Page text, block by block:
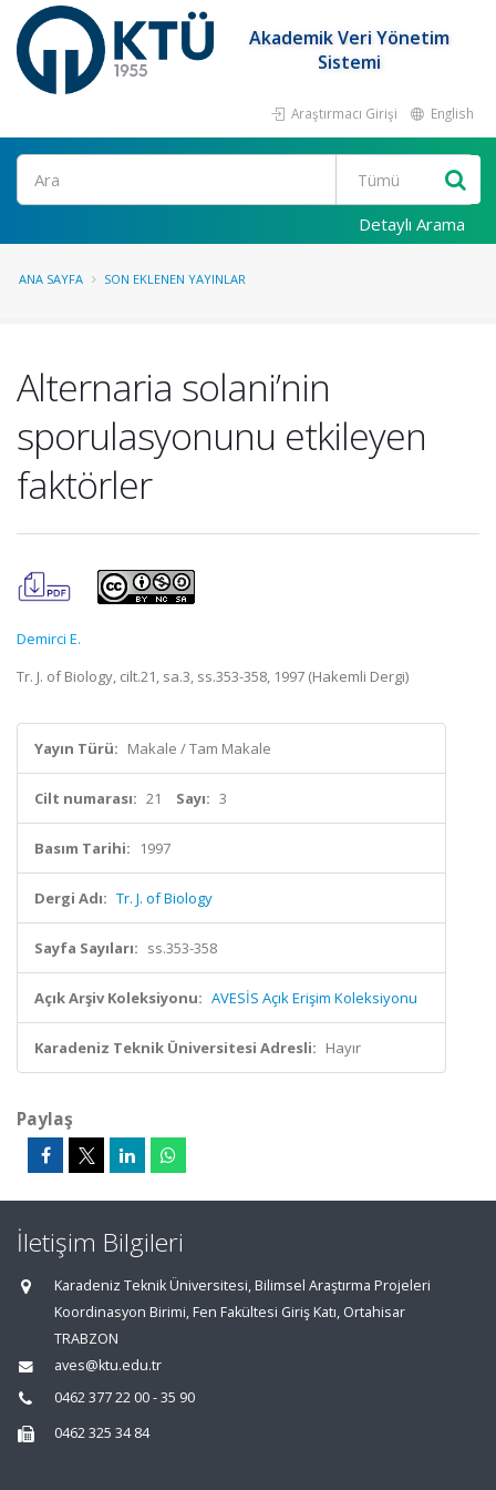
Akademik Veri Yönetim
Sistemi
Araştırmacı Girişi English
Ara
Detaylı Arama
ANA SAYFA SON EKLENEN YAYINLAR
Alternaria solani’nin
sporulasyonunu etkileyen
faktörler
Demirci E.
Tr. J. of Biology, cilt.21, sa.3, ss.353-358, 1997 (Hakemli Dergi)
Yayın Türü: Makale / Tam Makale
Cilt numarası: 21 Sayı: 3
Basım Tarihi: 1997
Dergi Adı: Tr. J. of Biology
Sayfa Sayıları: ss.353-358
Açık Arşiv Koleksiyonu: AVESİS Açık Erişim Koleksiyonu
Karadeniz Teknik Üniversitesi Adresli: Hayır
Paylaş
İletişim Bilgileri
Karadeniz Teknik Üniversitesi, Bilimsel Araştırma Projeleri
Koordinasyon Birimi, Fen Fakültesi Giriş Katı, Ortahisar
TRABZON
aves@ktu.edu.tr
0462 377 22 00 - 35 90
0462 325 34 84